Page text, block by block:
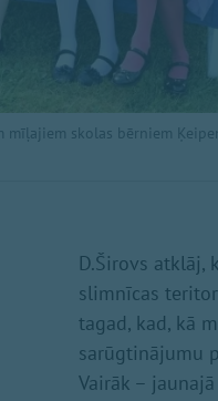
skolas bērniem
D.Širovs atklāj,
slimnīcas
tagad, kad, kā
sarūgtinājumu
Vairāk – jaunajā